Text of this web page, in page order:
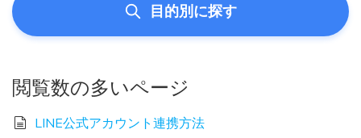
目的別に探す
閲覧数の多いページ
LINE公式アカウント連携方法